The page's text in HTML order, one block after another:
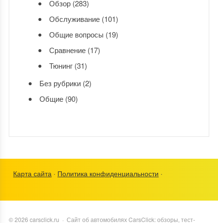
Обзор(283)
Обслуживание(101)
Общие вопросы (19)
Сравнение(17)
Тюнинг(31)
Без рубрики(2)
Общие(90)
Карта сайта · Политика конфиденциальности ·
©2026 carsclick.ru · Сайт об автомобилях CarsClick: обзоры, тест-